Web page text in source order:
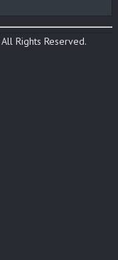
Rights Reserved.